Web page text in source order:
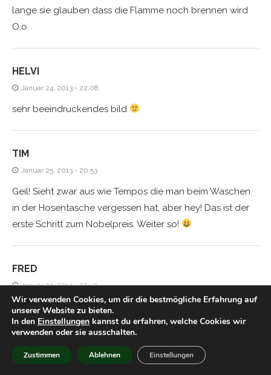
lange sie glauben dass die Flamme noch brennen wird
O.o
HELVI
Januar 24, 2013 - 22:08
sehr beeindruckendes bild
TIM
Januar 25, 2013 - 20:53
Geil! Sieht zwar aus wie Tempos die man beim Waschen
in der Hosentasche vergessen hat, aber hey! Das ist der
erste Schritt zum Nobelpreis. Weiter so!
FRED
Januar 25, 2013 - 22:42
Da kehren sie alle zur Synthese zurück ;D
TIM
Wir verwenden Cookies, um dir die bestmögliche Erfahrung auf
unserer Website zu bieten.
In den Einstellungen kannst du erfahren, welche Cookies wir
verwenden oder sie ausschalten.
Zustimmen Ablehnen Einstellungen